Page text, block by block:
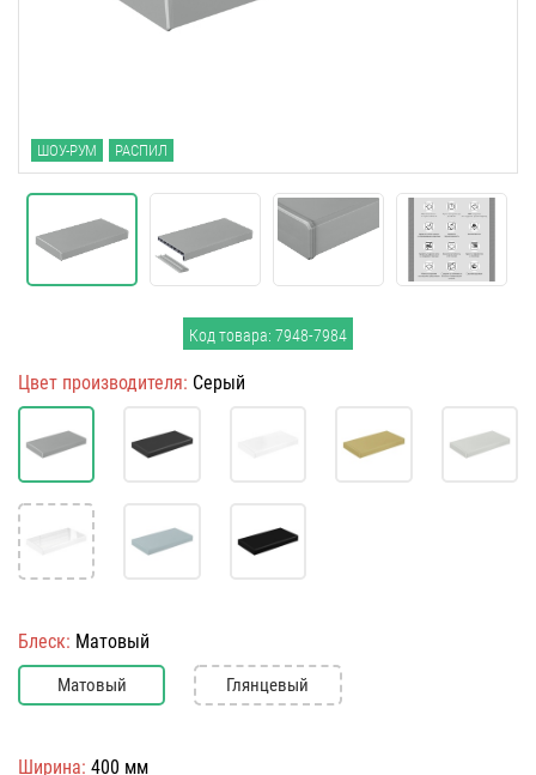
ШОУ-РУМ РАСПИЛ
Код товара: 7948-7984
Цвет производителя: Серый
Блеск: Матовый
Матовый Глянцевый
Ширина: 400 мм